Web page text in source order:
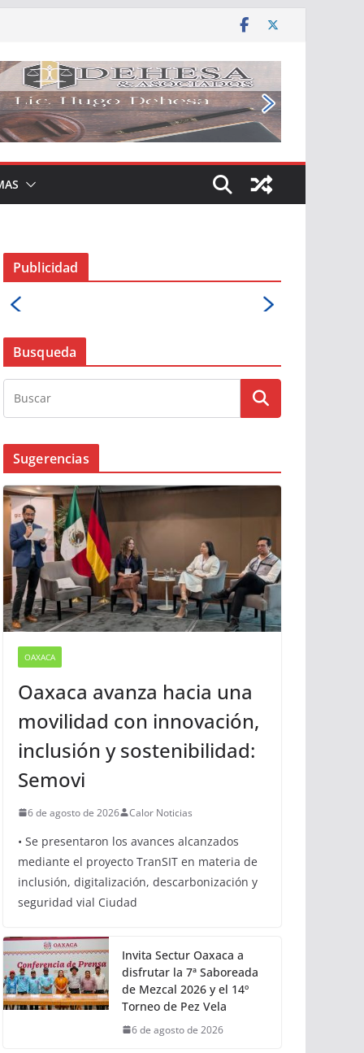
Publicidad
Busqueda
Sugerencias
OAXACA
Oaxaca avanza hacia una
movilidad con innovación,
inclusión y sostenibilidad:
Semovi
• Se presentaron los avances alcanzados
mediante el proyecto TranSIT en materia de
inclusión, digitalización, descarbonización y
seguridad vial Ciudad